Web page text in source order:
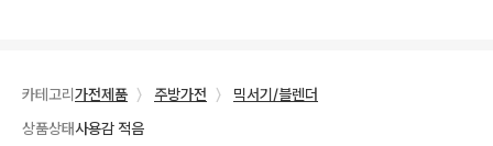
카테고리 가전제품 〉 주방가전 〉
믹서기/블렌더
상품상태사용감 적음